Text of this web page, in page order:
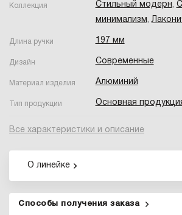
Коллекция Стильный модерн,
минимализм,
Длина ручки 197 мм
Дизайн Современные
Материал изделия Алюминий
Тип продукции Основная
Все характеристики и описание
О линейке
Способы получения заказа